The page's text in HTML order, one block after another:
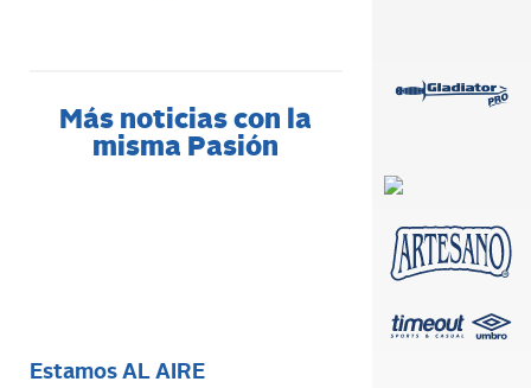
Más noticias con la
misma Pasión
Estamos AL AIRE